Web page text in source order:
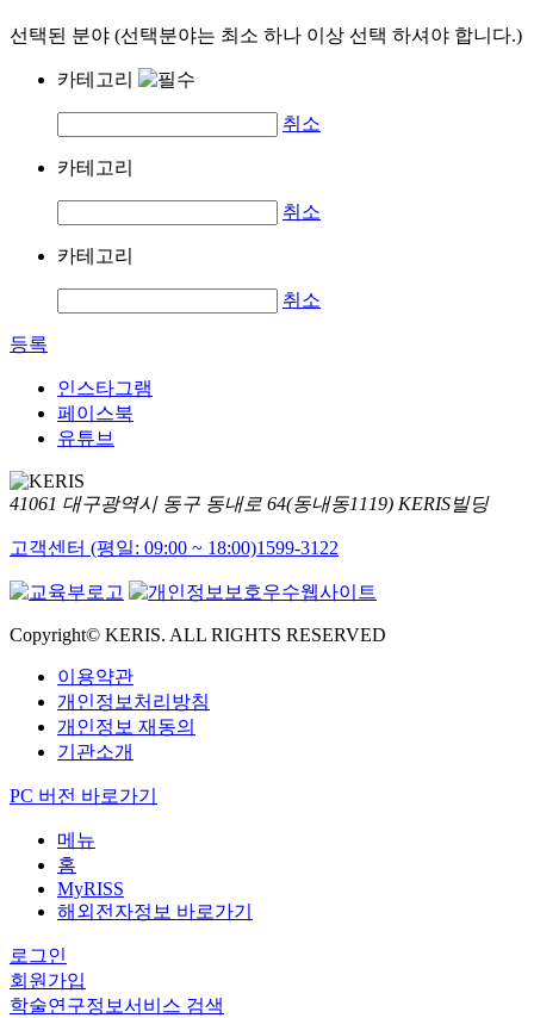
선택된 분야 (선택분야는 최소 하나 이상 선택 하셔야 합니다.)
카테고리
취소
카테고리
취소
카테고리
취소
등록
인스타그램
페이스북
유튜브
41061 대구광역시 동구 동내로 64(동내동1119) KERIS빌딩
고객센터 (평일: 09:00 ~ 18:00)1599-3122
Copyright© KERIS. ALL RIGHTS RESERVED
이용약관
개인정보처리방침
개인정보 재동의
기관소개
PC 버전 바로가기
메뉴
홈
MyRISS
해외전자정보 바로가기
로그인
회원가입
학술연구정보서비스 검색